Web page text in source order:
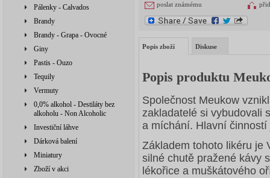
Pálenky - Calvados
Brandy
Brandy - Grapa - Ovocné
Giny
Pastis - Ouzo
Tequily
Vermuty
0,0% alkohol - Destiláty bez
alkoholu - Non Alcoholic
Investiční láhve
Dárková balení
Miniatury
Zboží v akci
poslat známému
Popis zboží Diskuse
Popis produktu
Společnost Meukow
zakladatelé si vybudovali
a míchání. Hlavní
Základem tohoto likéru je
silné chutě pražené kávy
lékořice a muškátového